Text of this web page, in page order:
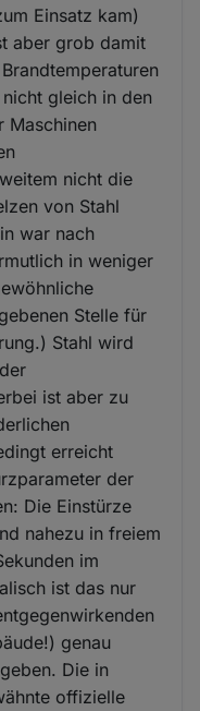
Einsatz kam)
aber grob damit
gleich in den
Maschinen
nicht die
von Stahl
war nach
in weniger
Stelle für
Stahl wird
ist aber zu
erreicht
der
Die Einstürze
nahezu in freiem
im
ist das nur
genau
Die in
offizielle